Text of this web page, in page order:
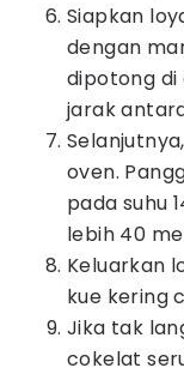
Siapkan
dengan
dipotong di
jarak
oven.
pada suhu
lebih 40
Keluarkan
kue kering
Jika tak
cokelat